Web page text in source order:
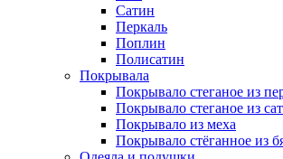
Сатин
Перкаль
Поплин
Полисатин
Покрывала
Покрывало стеганое из
Покрывало стеганое из
Покрывало из меха
Покрывало стёганное из